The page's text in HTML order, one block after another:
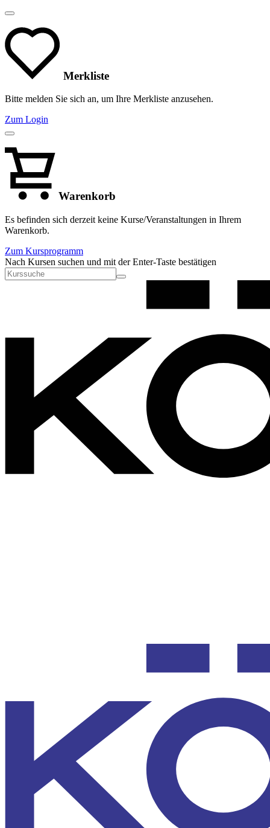
Merkliste
Bitte melden Sie sich an, um Ihre Merkliste anzusehen.
Zum Login
Warenkorb
Es befinden sich derzeit keine Kurse/Veranstaltungen in Ihrem
Warenkorb.
Zum Kursprogramm
Nach Kursen suchen und mit der Enter-Taste bestätigen